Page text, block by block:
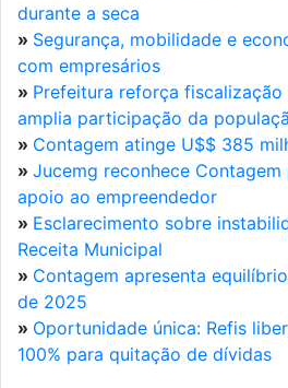
durante a seca
» Segurança, mobilidade e
com empresários
» Prefeitura reforça
amplia participação da
» Contagem atinge U$$ 385
» Jucemg reconhece
apoio ao empreendedor
» Esclarecimento sobre
Receita Municipal
» Contagem apresenta
de 2025
» Oportunidade única: Refis
100% para quitação de dívidas